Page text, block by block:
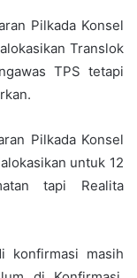
Pilkada Konsel
Translok
TPS tetapi
Pilkada Konsel
untuk 12
tapi Realita
konfirmasi masih